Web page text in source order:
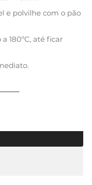
e polvilhe com o pão
180ºC, até ficar